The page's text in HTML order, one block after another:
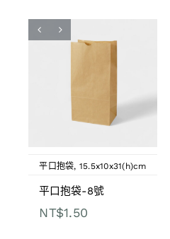
平口抱袋, 15.5x10x31(h)cm
平口抱袋-8號
NT$1.50